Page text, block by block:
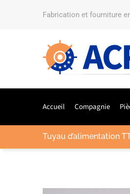
Fabrication et fourniture
Accueil Compagnie
Tuyau d’alimentation